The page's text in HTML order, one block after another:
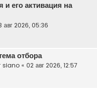
его активация на
авг 2026, 05:36
отбора
siano « 02 авг 2026, 12:57